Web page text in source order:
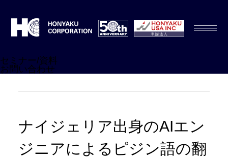
セミナー/資料
お問い合わせ
ナイジェリア出身のAIエン
ジニアによるピジン語の翻